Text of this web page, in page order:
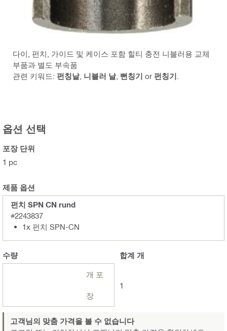
다이, 펀치, 가이드 및 케이스 포함 힐티 충전 니블러용 교체
부품과 별도 부속품
관련 키워드: 펀칭날, 니블러 날, 뻔칭기 or 펀칭기
옵션 선택
포장 단위
1 pc
제품 옵션
펀치 SPN CN rund
#2243837
1x 펀치 SPN-CN
수량
개 포
장
합계 개
1
고객님의 맞춤 가격을 볼 수 없습니다